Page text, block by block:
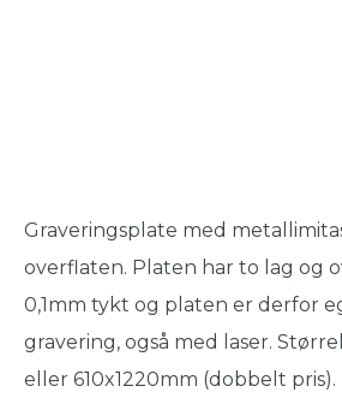
Graveringsplate med
overflaten. Platen har to lag og
0,1mm tykt og platen er derfor
gravering, også med laser.
eller 610x1220mm (dobbelt